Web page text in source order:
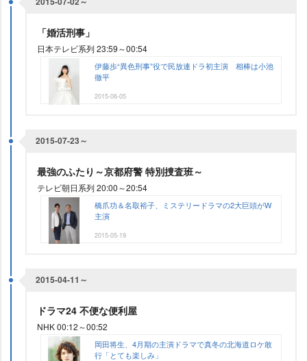
「婚活刑事」
日本テレビ系列 23:59～00:54
伊藤歩“異色刑事”役で民放連ドラ初主演 相棒は小池
徹平
2015-06-05
2015-07-23～
最強のふたり～京都府警 特別捜査班～
テレビ朝日系列 20:00～20:54
橋爪功＆名取裕子、ミステリードラマの2大巨頭がW
主演
2015-05-19
2015-04-11～
ドラマ24 不便な便利屋
NHK 00:12～00:52
岡田将生、4月期の主演ドラマで真冬の北海道ロケ敢
行「とても楽しみ」